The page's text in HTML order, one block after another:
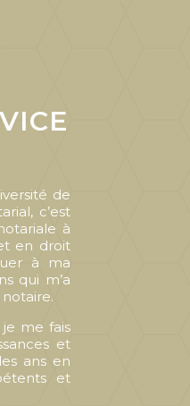
de
c’est
à
en droit
à ma
qui m’a
me fais
et
ans en
et